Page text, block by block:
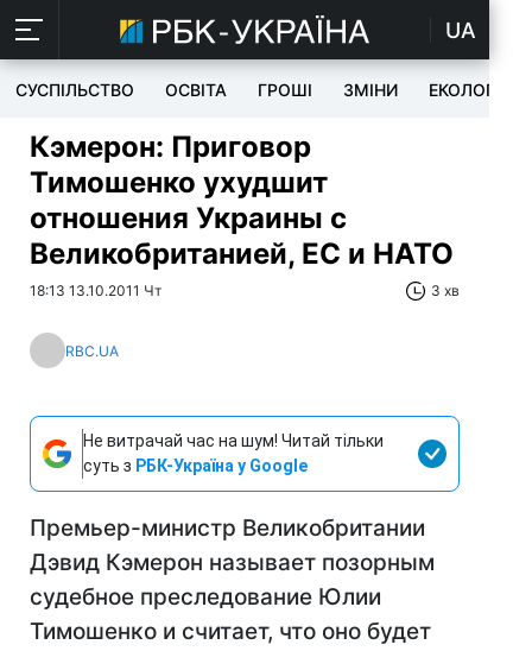
UA
СУСПІЛЬСТВО ОСВІТА ГРОШІ ЗМІНИ ЕКОЛОГІЯ
Кэмерон: Приговор
Тимошенко ухудшит
отношения Украины с
Великобританией, ЕС и НАТО
18:13 13.10.2011 Чт 3 хв
RBC.UA
Не витрачай час на шум! Читай тільки
суть з РБК-Україна у Google
Премьер-министр Великобритании
Дэвид Кэмерон называет позорным
судебное преследование Юлии
Тимошенко и считает, что оно будет